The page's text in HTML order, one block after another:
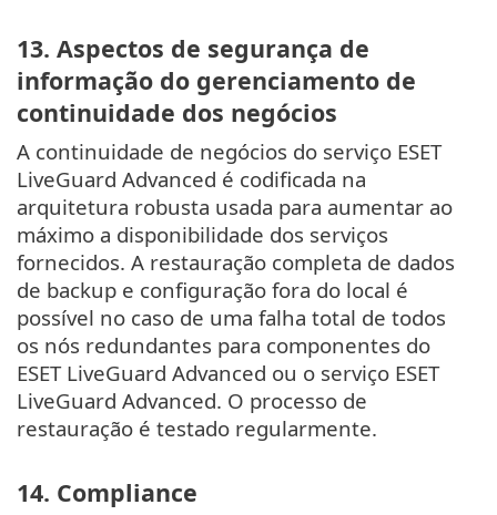
13. Aspectos de segurança de
informação do gerenciamento de
continuidade dos negócios
A continuidade de negócios do serviço ESET
LiveGuard Advanced é codificada na
arquitetura robusta usada para aumentar ao
máximo a disponibilidade dos serviços
fornecidos. A restauração completa de dados
de backup e configuração fora do local é
possível no caso de uma falha total de todos
os nós redundantes para componentes do
ESET LiveGuard Advanced ou o serviço ESET
LiveGuard Advanced. O processo de
restauração é testado regularmente.
14. Compliance